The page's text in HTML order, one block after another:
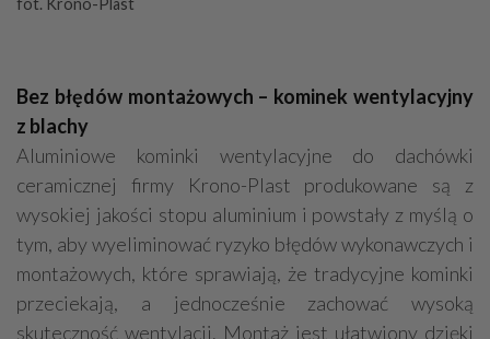
fot. Krono-Plast
Bez błędów montażowych – kominek wentylacyjny
z blachy
Aluminiowe kominki wentylacyjne do dachówki
ceramicznej firmy Krono-Plast produkowane są z
wysokiej jakości stopu aluminium i powstały z myślą o
tym, aby wyeliminować ryzyko błędów wykonawczych i
montażowych, które sprawiają, że tradycyjne kominki
przeciekają, a jednocześnie zachować wysoką
skuteczność wentylacji. Montaż jest ułatwiony dzięki